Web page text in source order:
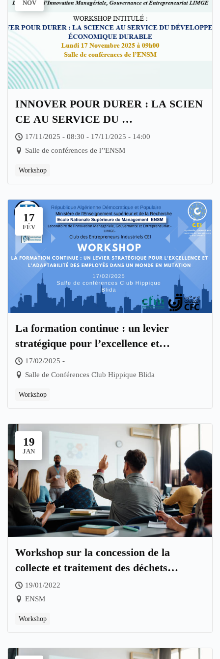
NOV
INNOVER POUR DURER : LA SCIEN
CE AU SERVICE DU
DÉVELOPPEMENT
ÉCONOMIQUE DURABLE
17/11/2025 - 08:30 - 17/11/2025 - 14:00
Salle de conférences de l’'ENSM
Workshop
17
FÉV
La formation continue : un levier
stratégique pour l’excellence et
L’adaptabilité des employés dans un
monde en mutation
17/02/2025 -
Salle de Conférences Club Hippique Blida
Workshop
19
JAN
Workshop sur la concession de la
collecte et traitement des déchets
ménagers en Algérie
19/01/2022
ENSM
Workshop